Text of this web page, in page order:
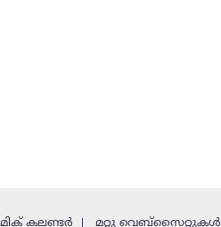
കലണ്ടര്‍ മറ്റു വെബ്സൈറ്റുകള്‍